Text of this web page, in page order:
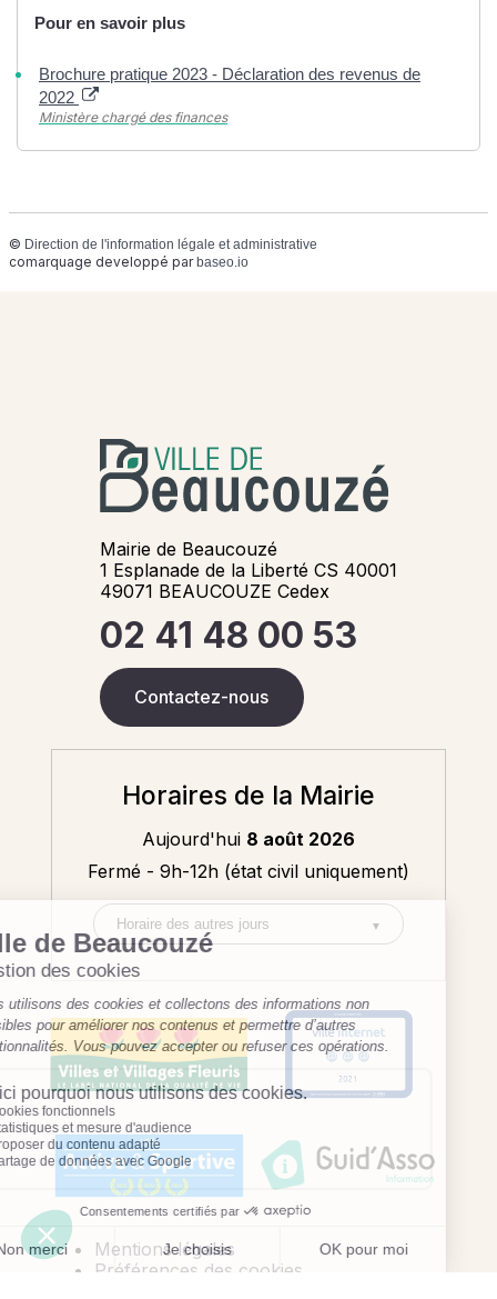
Pour en savoir plus
Brochure pratique 2023 - Déclaration des revenus de
2022
Ministère chargé des finances
© Direction de l'information légale et administrative
comarquage developpé par baseo.io
Mairie de Beaucouzé
1 Esplanade de la Liberté CS 40001
49071 BEAUCOUZE Cedex
02 41 48 00 53
Contactez-nous
Horaires de la Mairie
Aujourd'hui 8 août 2026
Fermé - 9h-12h (état civil uniquement)
Mentions légales
Préférences des cookies